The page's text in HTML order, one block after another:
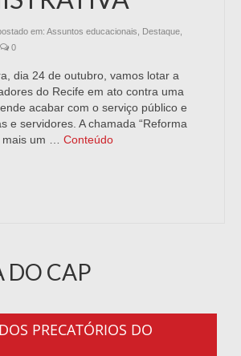
em: Assuntos educacionais Destaque
0
dia 24 de outubro, vamos lotar a
do Recife em ato contra uma
acabar com o serviço público e
e servidores. A chamada “Reforma
mais um … Conteúdo
DO CAP
PRECATÓRIOS DO